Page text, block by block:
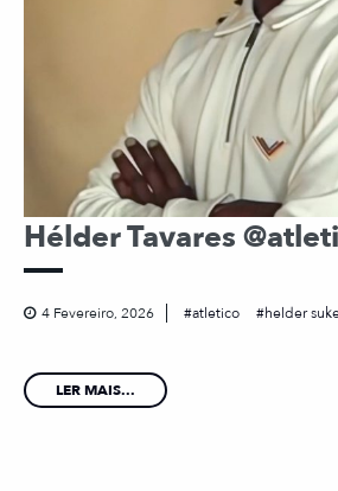
Hélder Tavares
4 Fevereiro, 2026 atletico helder
LER MAIS...